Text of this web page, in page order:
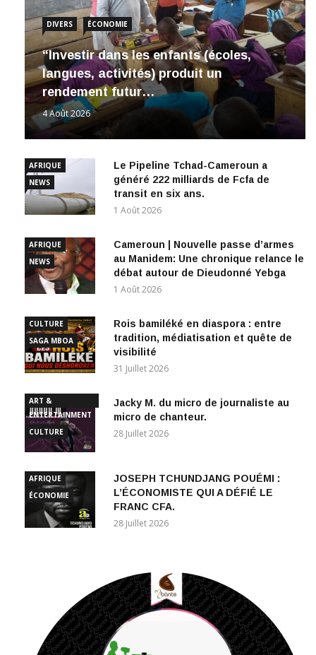
DIVERS ÉCONOMIE
“Investir dans les enfants (écoles,
langues, activités) produit un
rendement futur…
4 Août 2026
AFRIQUE
NEWS
Le Pipeline Tchad-Cameroun a
généré 222 milliards de Fcfa de
transit en six ans.
1 Août 2026
AFRIQUE
NEWS
Cameroun | Nouvelle passe d’armes
au Manidem: Une chronique relance le
débat autour de Dieudonné Yebga
1 Août 2026
CULTURE
SAGA MBOA
Rois bamiléké en diaspora : entre
tradition, médiatisation et quête de
visibilité
31 Juillet 2026
ART &
ENTERTAINMENT
CULTURE
Jacky M. du micro de journaliste au
micro de chanteur.
28 Juillet 2026
AFRIQUE
ÉCONOMIE
JOSEPH TCHUNDJANG POUÉMI :
L’ÉCONOMISTE QUI A DÉFIÉ LE
FRANC CFA.
28 Juillet 2026